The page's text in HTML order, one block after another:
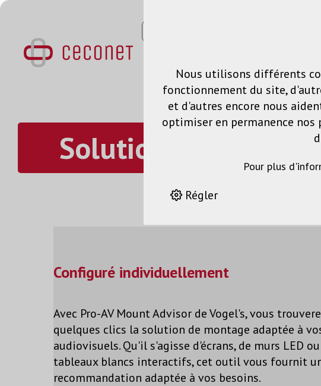
Solution de
Configuré individuellement
Avec Pro-AV Mount Advisor de Vogel's, vous
quelques clics la solution de montage adaptée à
audiovisuels. Qu'il s'agisse d'écrans, de murs LED
tableaux blancs interactifs, cet outil vous fournit
recommandation adaptée à vos besoins.
Nous utilisons différents
fonctionnement du site,
et d'autres encore nous
optimiser en permanence
Pour plus
Régler